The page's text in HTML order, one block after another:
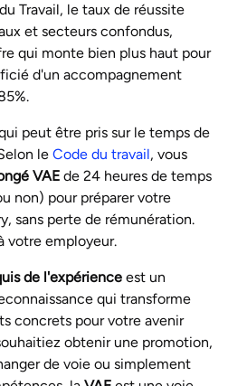
Travail, le taux de réussite
et secteurs confondus,
qui monte bien plus haut pour
d'un accompagnement
peut être pris sur le temps de
le Code du travail, vous
VAE de 24 heures de temps
non) pour préparer votre
sans perte de rémunération.
votre employeur.
de l'expérience est un
qui transforme
concrets pour votre avenir
obtenir une promotion,
de voie ou simplement